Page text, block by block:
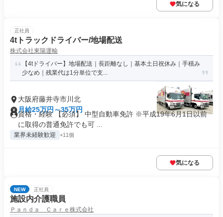
気になる
正社員
4tトラックドライバー/地場配送
株式会社東陽運輸
【4tドライバー】地場配送｜長距離なし｜基本土日祝休み｜手積み
少なめ｜残業代は1分単位で支...
大阪府藤井寺市川北
月給25万円～35万円
資格・経験 【必須】 中型自動車免許 ※平成19年6月1日以前
に取得の普通免許でも可 ...
業界未経験歓迎 +11個
気になる
NEW 正社員
施設内介護職員
Ｐａｎｄａ Ｃａｒｅ株式会社